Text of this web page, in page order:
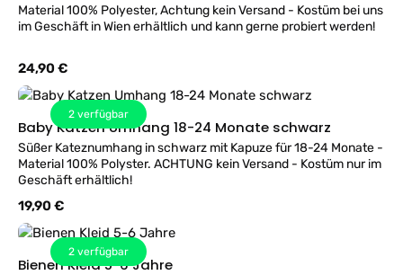
Material 100% Polyester, Achtung kein Versand - Kostüm bei uns
im Geschäft in Wien erhältlich und kann gerne probiert werden!
Regulärer Preis:
24,90 €
2 verfügbar
Baby Katzen Umhang 18-24 Monate schwarz
Süßer Kateznumhang in schwarz mit Kapuze für 18-24 Monate -
Material 100% Polyster. ACHTUNG kein Versand - Kostüm nur im
Geschäft erhältlich!
Regulärer Preis:
19,90 €
2 verfügbar
Bienen Kleid 5-6 Jahre